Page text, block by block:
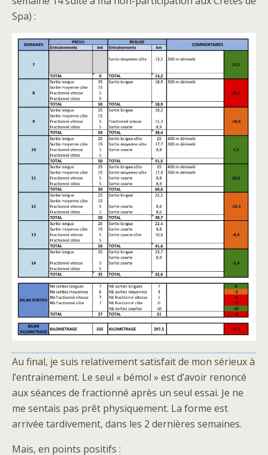
Spa) :
Au final, je suis relativement satisfait de mon sérieux à
l’entrainement. Le seul « bémol » est d’avoir renoncé
aux séances de fractionné après un seul essai. Je ne
me sentais pas prêt physiquement. La forme est
arrivée tardivement, dans les 2 dernières semaines.
Mais, en points positifs :